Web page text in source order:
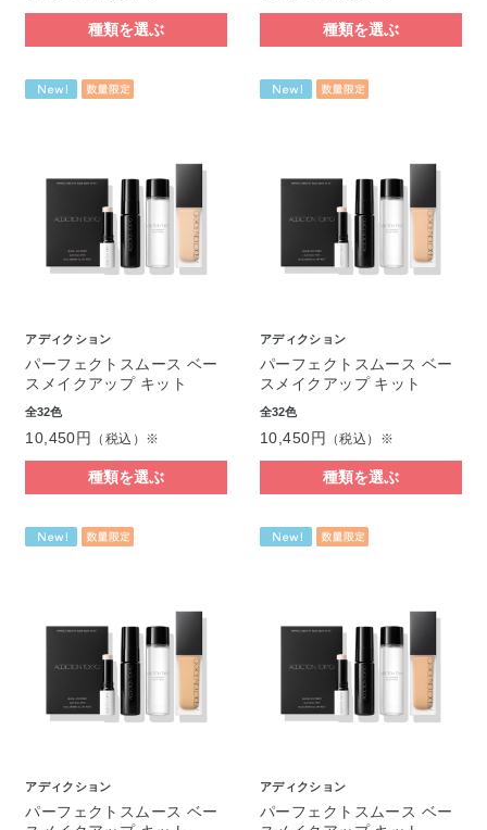
種類を選ぶ 種類を選ぶ
アディクション
パーフェクトスムース ベー
スメイクアップ キット
全32色
10,450円 （税込）※
種類を選ぶ
アディクション
パーフェクトスムース ベー
スメイクアップ キット
全32色
10,450円 （税込）※
種類を選ぶ
アディクション
パーフェクトスムース ベー
アディクション
パーフェクトスムース ベー